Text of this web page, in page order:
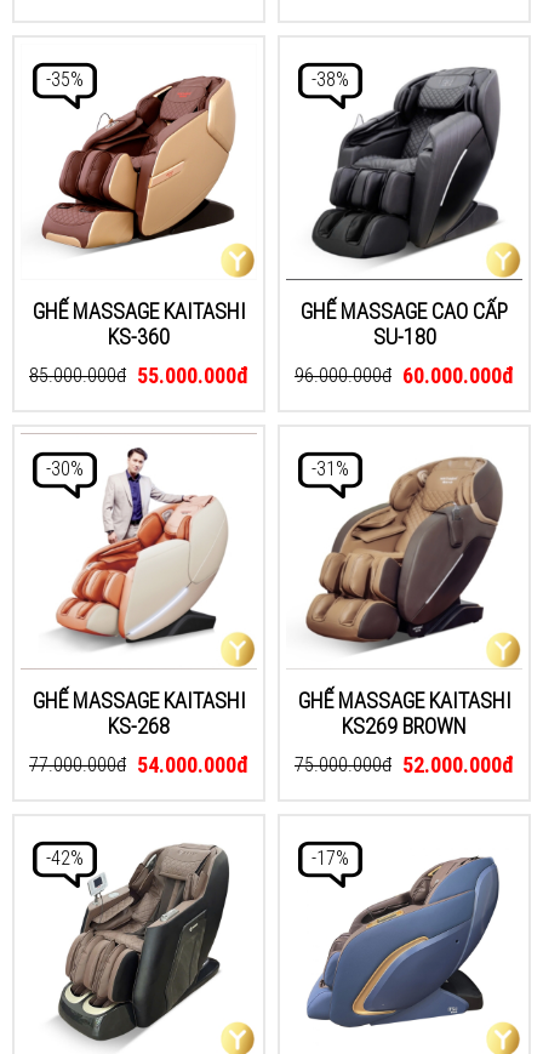
-35%
GHẾ MASSAGE KAITASHI
KS-360
85.000.000đ 55.000.000đ
-38%
GHẾ MASSAGE CAO CẤP
SU-180
96.000.000đ 60.000.000đ
-30%
GHẾ MASSAGE KAITASHI
KS-268
77.000.000đ 54.000.000đ
-31%
GHẾ MASSAGE KAITASHI
KS269 BROWN
75.000.000đ 52.000.000đ
-42% -17%